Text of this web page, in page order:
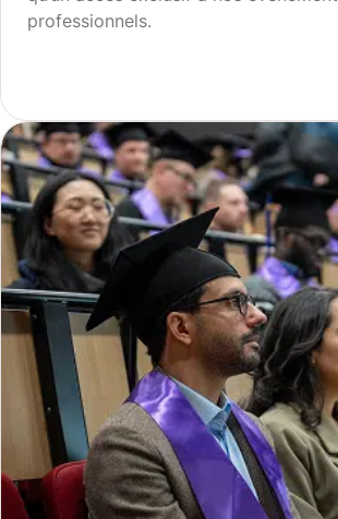
professionnels.